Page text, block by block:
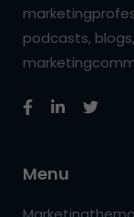
podcasts,
Menu